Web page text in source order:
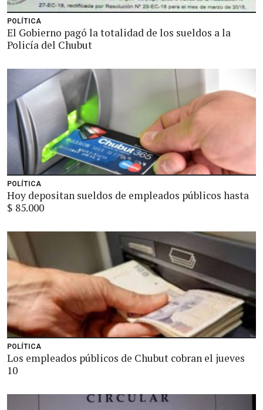
POLÍTICA
El Gobierno pagó la totalidad de los sueldos a la
Policía del Chubut
POLÍTICA
Hoy depositan sueldos de empleados públicos hasta
$ 85.000
POLÍTICA
Los empleados públicos de Chubut cobran el jueves
10